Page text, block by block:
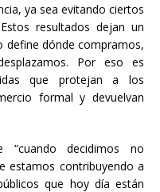
ya sea evitando ciertos
resultados dejan un
define dónde compramos,
Por eso es
que protejan a los
formal y devuelvan
“cuando decidimos no
estamos contribuyendo a
que hoy día están